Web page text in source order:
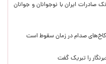
صادرات ایران با نوجوانان و جوانان
صدام در زمان سقوط است
را تبریک گفت